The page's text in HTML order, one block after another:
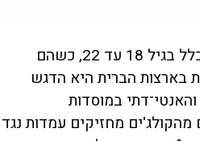
"האתגר הגדול מגיע בדרך כלל בגיל 18 עד 22, כשהם
בארצות הברית היא הדגש
במוסדות
מחזיקים עמדות נגד